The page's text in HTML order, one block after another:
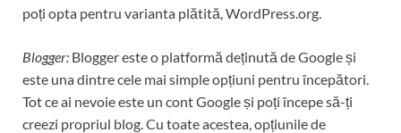
poți opta pentru varianta plătită, WordPress.org.
Blogger: Blogger este o platformă deținută de Google și
este una dintre cele mai simple opțiuni pentru începători.
Tot ce ai nevoie este un cont Google și poți începe să-ți
creezi propriul blog. Cu toate acestea, opțiunile de